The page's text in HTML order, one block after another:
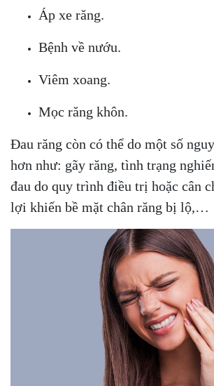
Áp xe răng.
Bệnh về nướu.
Viêm xoang.
Mọc răng khôn.
Đau răng còn có thể do một số
hơn như: gãy răng, tình trạng
đau do quy trình điều trị hoặc cân
lợi khiến bề mặt chân răng bị lộ,…